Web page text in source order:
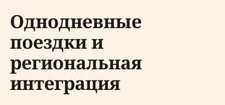
Однодневные
поездки и
региональная
интеграция